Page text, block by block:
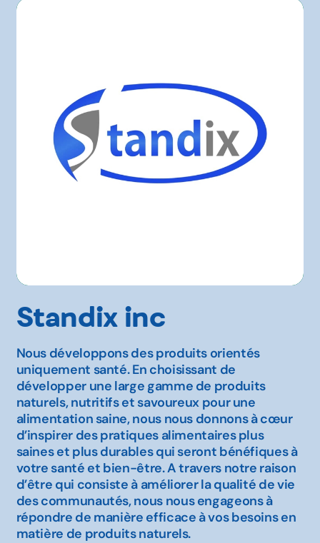
Standix inc
Nous développons des produits orientés
uniquement santé. En choisissant de
développer une large gamme de produits
naturels, nutritifs et savoureux pour une
alimentation saine, nous nous donnons à cœur
d’inspirer des pratiques alimentaires plus
saines et plus durables qui seront bénéfiques à
votre santé et bien-être. A travers notre raison
d’être qui consiste à améliorer la qualité de vie
des communautés, nous nous engageons à
répondre de manière efficace à vos besoins en
matière de produits naturels.